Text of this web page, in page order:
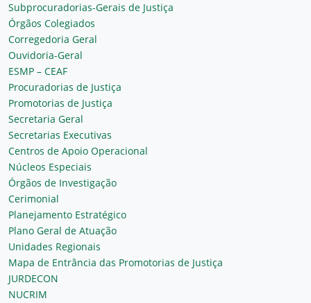
Subprocuradorias-Gerais de Justiça
Órgãos Colegiados
Corregedoria Geral
Ouvidoria-Geral
ESMP – CEAF
Procuradorias de Justiça
Promotorias de Justiça
Secretaria Geral
Secretarias Executivas
Centros de Apoio Operacional
Núcleos Especiais
Órgãos de Investigação
Cerimonial
Planejamento Estratégico
Plano Geral de Atuação
Unidades Regionais
Mapa de Entrância das Promotorias de Justiça
JURDECON
NUCRIM